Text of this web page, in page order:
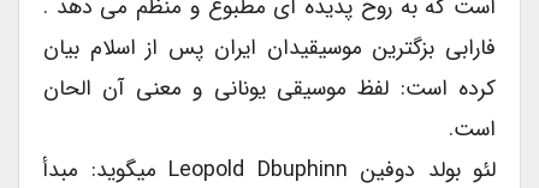
است که به روح پدیده ای مطبوع و منظم می دهد .
فارابی بزگترین موسیقیدان ایران پس از اسلام بیان
کرده است: لفظ موسیقی یونانی و معنی آن الحان
است.
لئو بولد دوفین ‌Leopold Dbuphinn میگوید: مبدأ